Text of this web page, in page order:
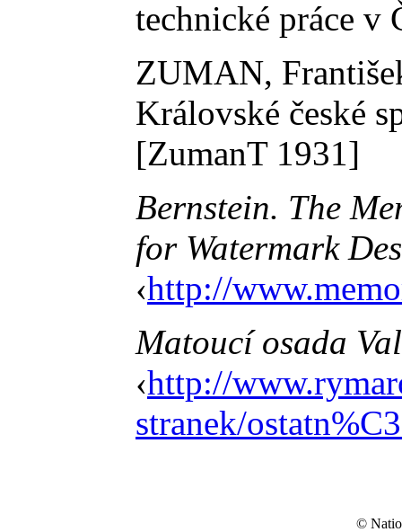
technické práce v
ZUMAN,
Královské české
[ZumanT 1931]
Bernstein. The
for Watermark
‹http://
Matoucí osada
‹http://
stranek/
©